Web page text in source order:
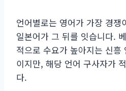
언어별로는 영어가 가장 경쟁
일본어가 그 뒤를 잇습니다.
적으로 수요가 높아지는 신흥
이지만, 해당 언어 구사자가
다.